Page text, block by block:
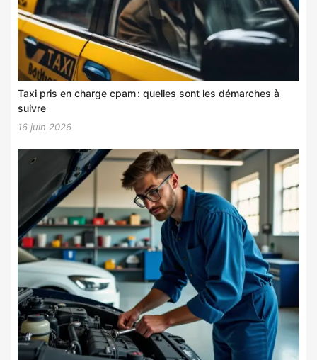
Taxi pris en charge cpam : quelles sont les démarches à
suivre
16 juin 2026